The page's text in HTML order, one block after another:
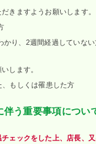
きますようお願いします。
かり、2週間経過していな
します。
もしくは罹患した方
伴う重要事項につい
ェックをした上、店長、